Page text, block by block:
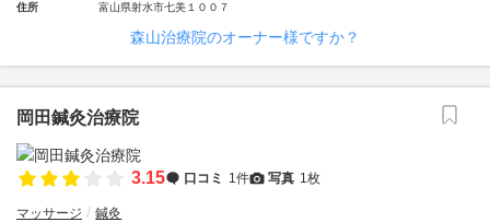
住所 富山県射水市七美１００７
森山治療院のオーナー様ですか？
岡田鍼灸治療院
3.15 口コミ 1件 写真 1枚
マッサージ 鍼灸